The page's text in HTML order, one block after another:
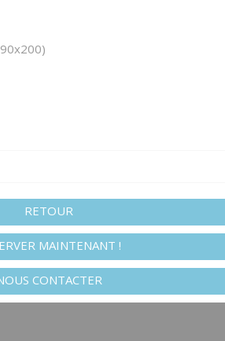
RETOUR
MAINTENANT !
CONTACTER